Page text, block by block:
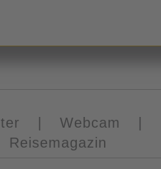
Webcam
Reisemagazin